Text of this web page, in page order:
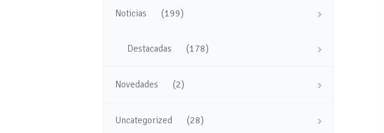
Noticias (199)
Destacadas (178)
Novedades (2)
Uncategorized (28)